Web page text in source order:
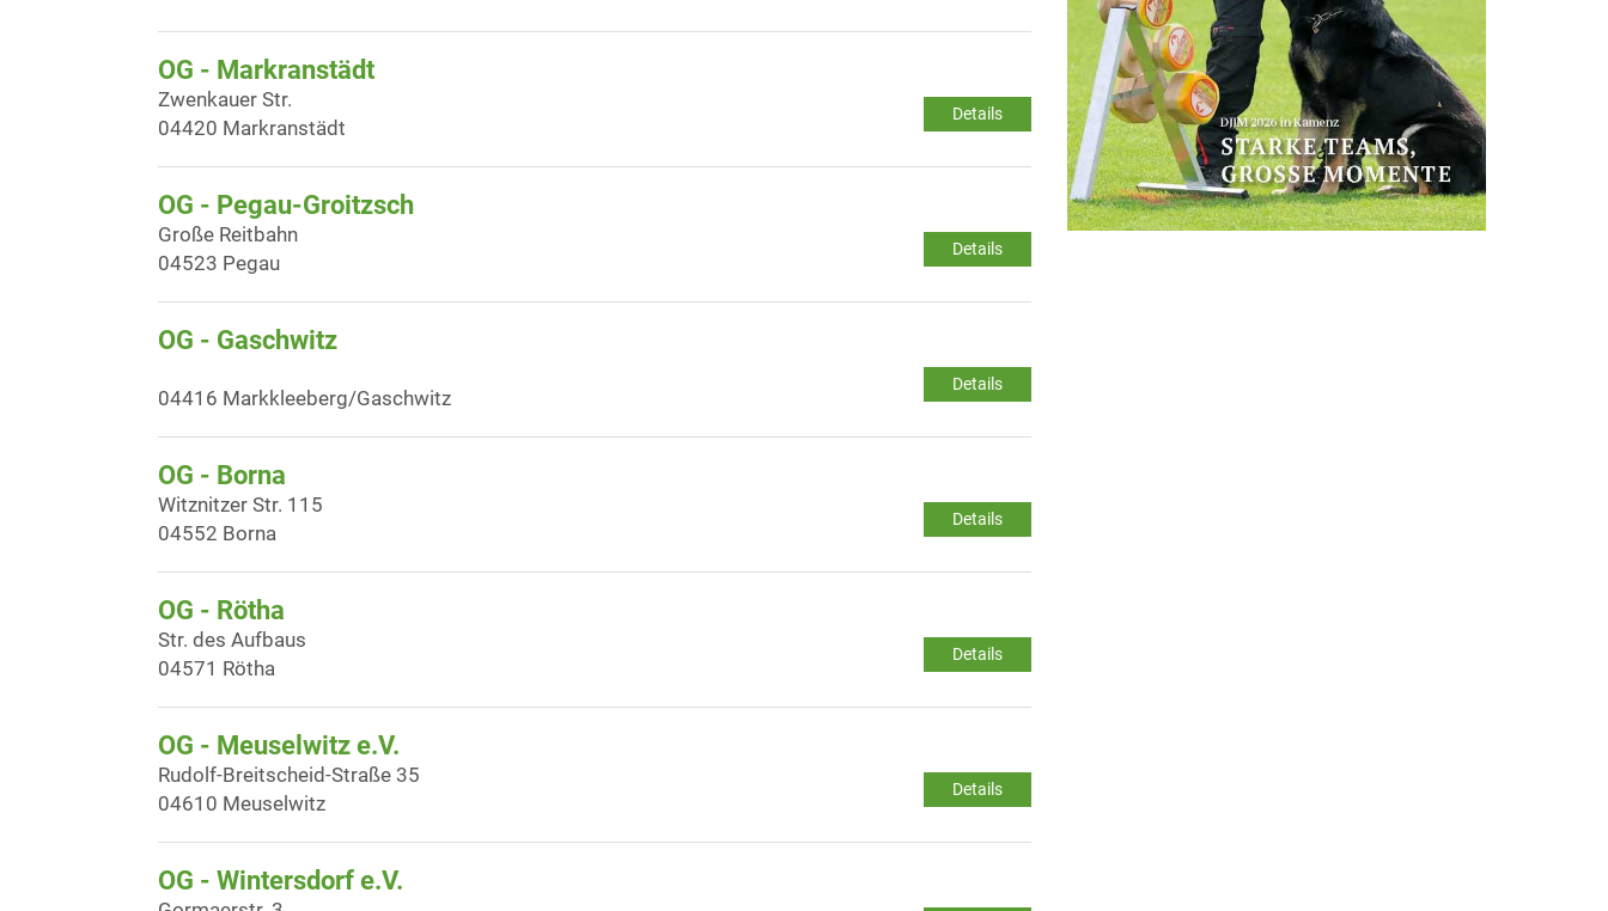
OG - Markranstädt
Details
Zwenkauer Str.
04420 Markranstädt
OG - Pegau-Groitzsch
Details
Große Reitbahn
04523 Pegau
OG - Gaschwitz
Details
04416 Markkleeberg/Gaschwitz
OG - Borna
Details
Witznitzer Str. 115
04552 Borna
OG - Rötha
Details
Str. des Aufbaus
04571 Rötha
OG - Meuselwitz e.V.
Details
Rudolf-Breitscheid-Straße 35
04610 Meuselwitz
OG - Wintersdorf e.V.